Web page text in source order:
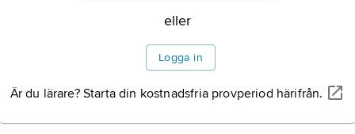
Litteraturanvisning
eller
Logga in
Är du lärare? Starta din kostnadsfria provperiod härifrån.